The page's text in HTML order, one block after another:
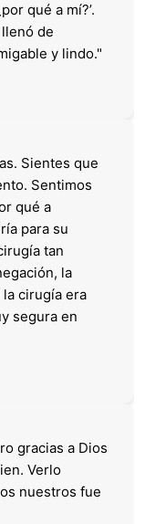
qué a mí?’.
de
y lindo."
Sientes que
Sentimos
qué a
para su
tan
la
cirugía era
segura en
gracias a Dios
Verlo
nuestros fue